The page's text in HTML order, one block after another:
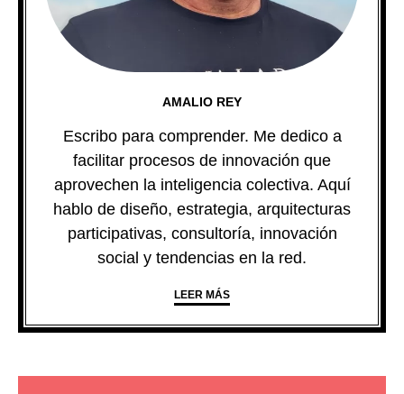
AMALIO REY
Escribo para comprender. Me dedico a
facilitar procesos de innovación que
aprovechen la inteligencia colectiva. Aquí
hablo de diseño, estrategia, arquitecturas
participativas, consultoría, innovación
social y tendencias en la red.
LEER MÁS